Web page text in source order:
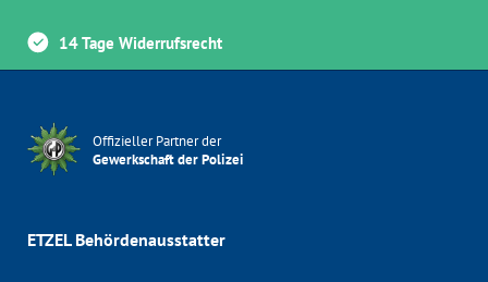
14 Tage Widerrufsrecht
Offizieller Partner der
Gewerkschaft der Polizei
ETZEL Behördenausstatter